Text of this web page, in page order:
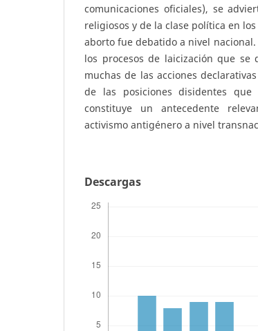
comunicaciones oficiales), se
religiosos y de la clase política en
aborto fue debatido a nivel
los procesos de laicización que se
muchas de las acciones
de las posiciones disidentes que
constituye un antecedente
activismo antigénero a nivel
Descargas